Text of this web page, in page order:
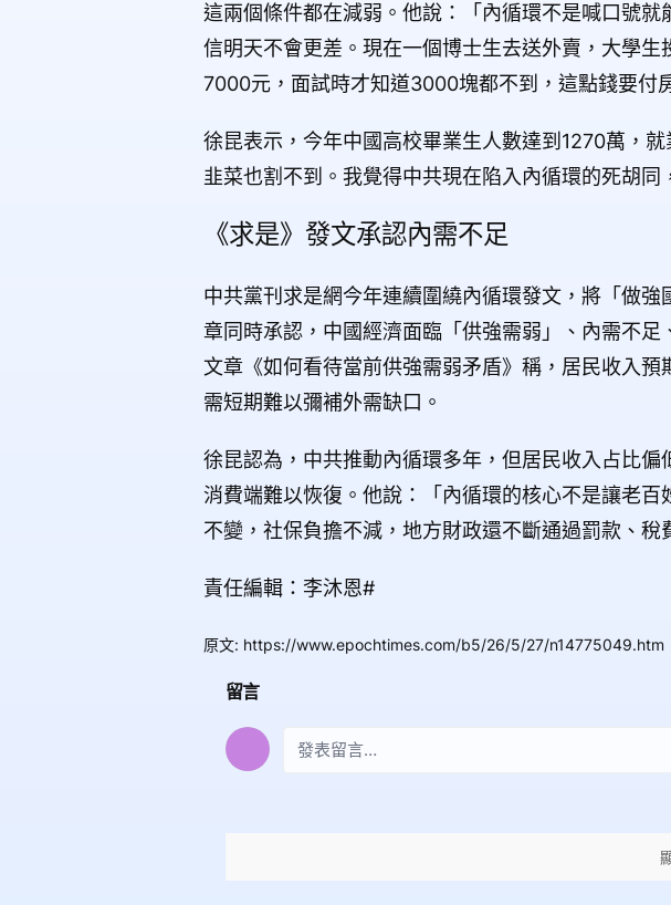
這兩個條件都在減弱。他說：「內循環不是喊口號
信明天不會更差。現在一個博士生去送外賣，大學
7000元，面試時才知道3000塊都不到，這點錢要付
徐昆表示，今年中國高校畢業生人數達到1270萬，
韭菜也割不到。我覺得中共現在陷入內循環的死胡同
《求是》發文承認內需不足
中共黨刊求是網今年連續圍繞內循環發文，將「做
章同時承認，中國經濟面臨「供強需弱」、內需不
文章《如何看待當前供強需弱矛盾》稱，居民收入
需短期難以彌補外需缺口。
徐昆認為，中共推動內循環多年，但居民收入占比
消費端難以恢復。他說：「內循環的核心不是讓老
不變，社保負擔不減，地方財政還不斷通過罰款、稅
責任編輯：李沐恩#
原文: https://www.epochtimes.com/b5/26/5/27/n14775049.htm
留言